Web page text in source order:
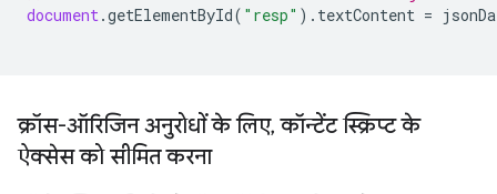
document.getElementById( "resp" ). textContent =
क्रॉस-ऑरिजिन अनुरोधों के लिए, कॉन्टेंट स्क्रिप्ट के
ऐक्सेस को सीमित करना